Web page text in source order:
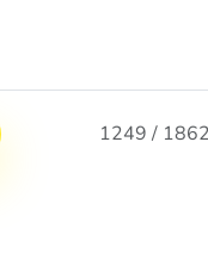
1249 / 1862